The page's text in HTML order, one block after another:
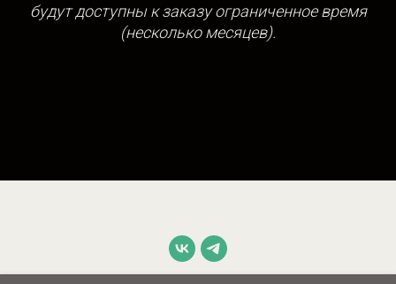
будут доступны к заказу ограниченное время
(несколько месяцев).